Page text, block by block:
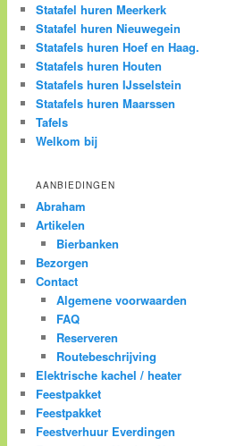
Statafel huren Meerkerk
Statafel huren Nieuwegein
Statafels huren Hoef en Haag.
Statafels huren Houten
Statafels huren IJsselstein
Statafels huren Maarssen
Tafels
Welkom bij
AANBIEDINGEN
Abraham
Artikelen
Bierbanken
Bezorgen
Contact
Algemene voorwaarden
FAQ
Reserveren
Routebeschrijving
Elektrische kachel / heater
Feestpakket
Feestpakket
Feestverhuur Everdingen